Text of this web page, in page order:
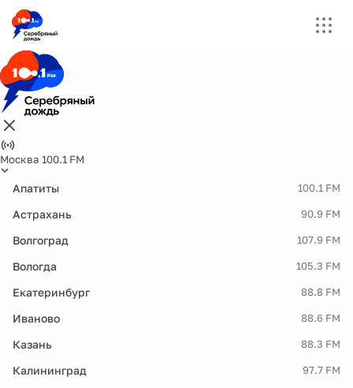
Москва 100.1 FM
Апатиты 100.1 FM
Астрахань 90.9 FM
Волгоград 107.9 FM
Вологда 105.3 FM
Екатеринбург 88.8 FM
Иваново 88.6 FM
Казань 88.3 FM
Калининград 97.7 FM